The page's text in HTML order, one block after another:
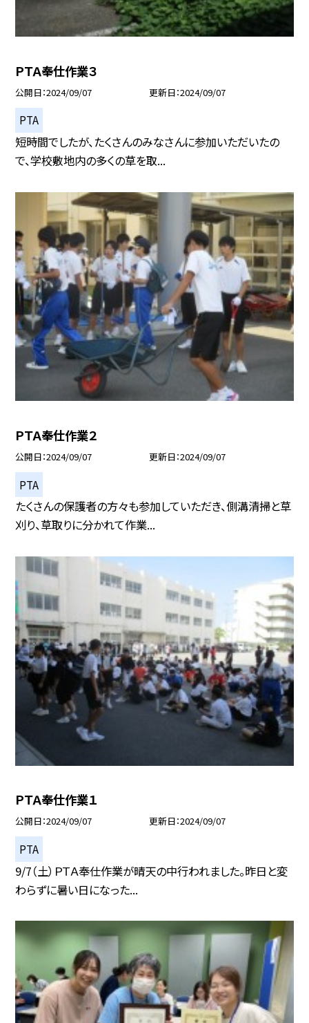
ＰＴＡ奉仕作業３
公開日 2024/09/07 更新日 2024/09/07
PTA
短時間でしたが、たくさんのみなさんに参加いただいたの
で、学校敷地内の多くの草を取...
ＰＴＡ奉仕作業２
公開日 2024/09/07 更新日 2024/09/07
PTA
たくさんの保護者の方々も参加していただき、側溝清掃と草
刈り、草取りに分かれて作業...
ＰＴＡ奉仕作業１
公開日 2024/09/07 更新日 2024/09/07
PTA
9/7（土）ＰＴＡ奉仕作業が晴天の中行われました。昨日と変
わらずに暑い日になった...